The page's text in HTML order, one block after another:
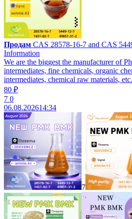
Продам CAS 28578-16-7 and CAS
Information
We are the biggest the manufacturer of
intermediates, fine chemicals, organic
intermediates, chemical raw materials,
80 ₽
7 0
06.08.202614:34
7